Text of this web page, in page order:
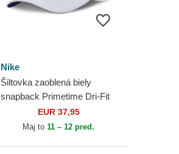
Nike
Šiltovka zaoblená biely
snapback Primetime Dri-Fit
Rise Structured Los Angeles
Dodgers MLB Nike
EUR 37,95
Maj to11 – 12 pred.